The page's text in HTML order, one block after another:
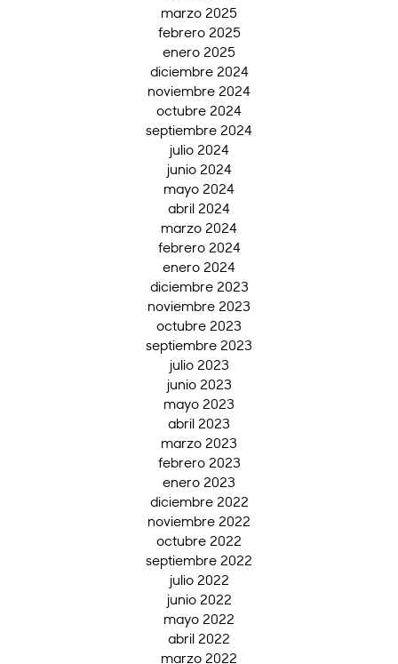
marzo 2025
febrero 2025
enero 2025
diciembre 2024
noviembre 2024
octubre 2024
septiembre 2024
julio 2024
junio 2024
mayo 2024
abril 2024
marzo 2024
febrero 2024
enero 2024
diciembre 2023
noviembre 2023
octubre 2023
septiembre 2023
julio 2023
junio 2023
mayo 2023
abril 2023
marzo 2023
febrero 2023
enero 2023
diciembre 2022
noviembre 2022
octubre 2022
septiembre 2022
julio 2022
junio 2022
mayo 2022
abril 2022
marzo 2022